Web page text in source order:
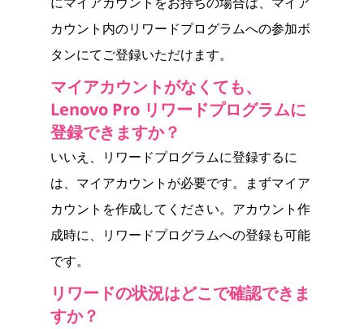
カウント内のリワードプログラムへの参加ボ
タンにてご登録いただけます。
マイアカウントがなくても、
Lenovo Pro リワードプログラムに
登録できますか？
いいえ、リワードプログラムに登録するに
は、マイアカウントが必要です。まずマイア
カウントを作成してください。アカウント作
成時に、リワードプログラムへの登録も可能
です。
リワードの状況はどこで確認できま
すか？